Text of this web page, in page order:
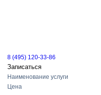
8 (495) 120-33-86
Записаться
Наименование услуги
Цена